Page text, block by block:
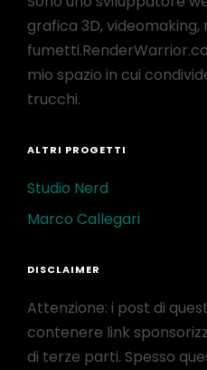
grafica 3D, videomaking,
mio spazio in cui
trucchi.
ALTRI PROGETTI
Studio Nerd
Marco Callegari
DISCLAIMER
Attenzione: i post di
contenere link
di terze parti. Spesso